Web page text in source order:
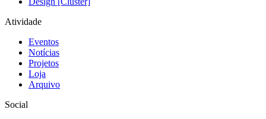
Atividade
Eventos
Notícias
Projetos
Loja
Arquivo
Social